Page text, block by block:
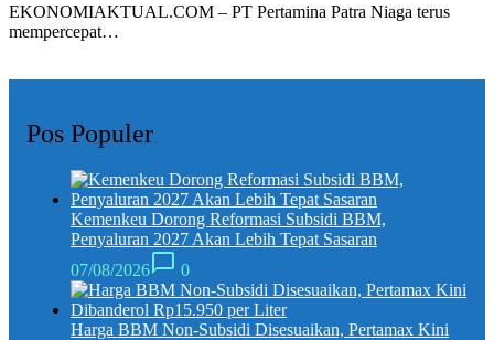
EKONOMIAKTUAL.COM – PT Pertamina Patra Niaga terus
mempercepat…
Pos Populer
Kemenkeu Dorong Reformasi Subsidi BBM,
Penyaluran 2027 Akan Lebih Tepat Sasaran
07/08/2026
0
Harga BBM Non-Subsidi Disesuaikan, Pertamax Kini